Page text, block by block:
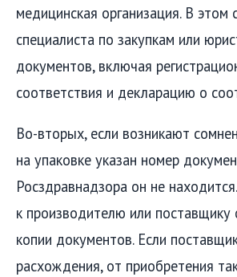
медицинская организация. В этом
специалиста по закупкам или
документов, включая
соответствия и декларацию о
Во-вторых, если возникают
на упаковке указан номер
Росздравнадзора он не
к производителю или
копии документов. Если
расхождения, от приобретения